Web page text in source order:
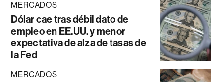
MERCADOS
Dólar cae tras débil dato de
empleo en EE.UU. y menor
expectativa de alza de tasas de
la Fed
MERCADOS